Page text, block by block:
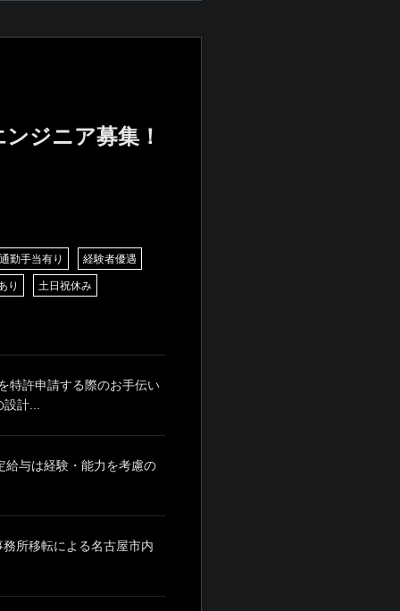
ジニア募集！
通勤手当有り 経験者優遇
り 土日祝休み
特許申請する際のお手伝い
計...
与は経験・能力を考慮の
所移転による名古屋市内